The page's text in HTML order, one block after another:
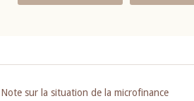
Note sur la situation de la microfinance